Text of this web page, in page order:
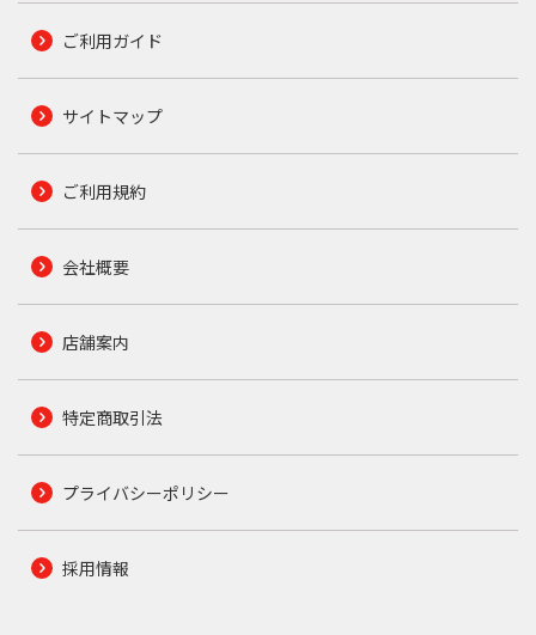
ご利用ガイド
サイトマップ
ご利用規約
会社概要
店舗案内
特定商取引法
プライバシーポリシー
採用情報